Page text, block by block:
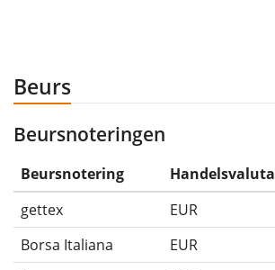
Beurs
Beursnoteringen
Beursnotering Handelsvaluta
gettex
EUR
Borsa Italiana
EUR